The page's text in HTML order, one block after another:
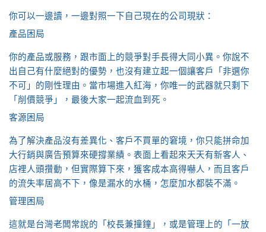
你可以一邊讀，一邊對照一下自己現在的公司現狀：
產品困局
你的產品或服務，跟市面上的競爭對手長得大同小異。你說不
出自己有什麼絕對的優勢，也沒有建立起一個讓客戶「非選你
不可」的剛性理由。當市場進入紅海，你唯一的武器就只剩下
「削價競爭」，最後大家一起流血到死。
客源困局
為了解決產品沒有差異化、客戶不買單的窘境，你只能拼命加
大行銷與廣告預算來硬撐業績。表面上看起來天天有新客人、
店裡人頭攢動，但實際算下來，獲客成本高得嚇人，而且客戶
的流失率居高不下，像是漏水的水桶，怎麼加水都裝不滿。
管理困局
這就是台灣老闆常說的「校長兼撞鐘」，或是管理上的「一放